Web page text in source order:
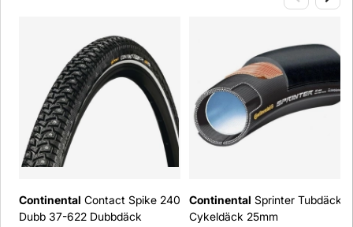
Continental Contact Spike 240
Dubb 37-622 Dubbdäck
Continental Sprinter Tubdäck
Cykeldäck 25mm